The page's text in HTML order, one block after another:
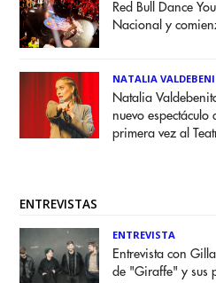
Red Bull Dance
Nacional y
NATALIA
Natalia
nuevo
primera vez al
ENTREVISTAS
ENTREVISTA
Entrevista con
de "Giraffe" y sus